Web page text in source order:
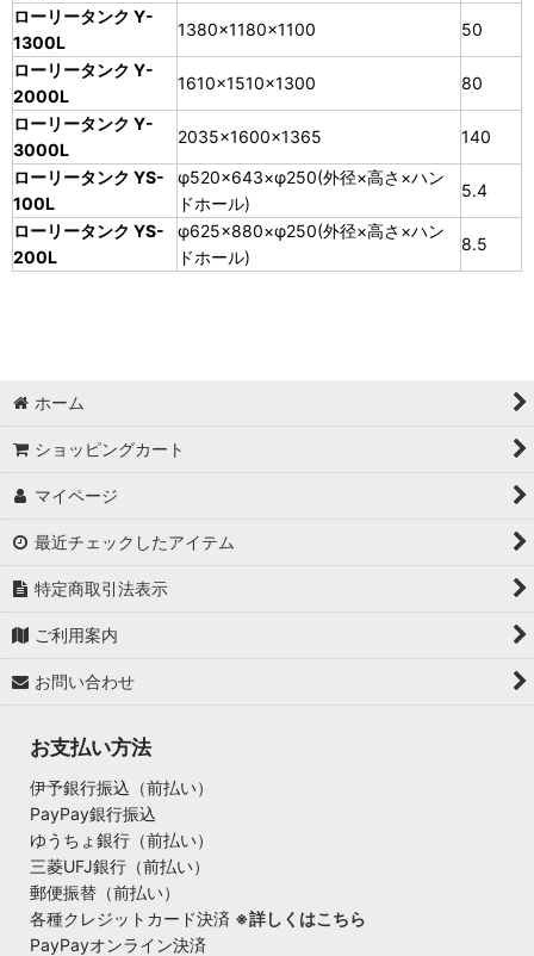
ローリータンク Y-
1300L
1380×1180×1100
50
ローリータンク Y-
2000L
1610×1510×1300
80
ローリータンク Y-
3000L
2035×1600×1365
140
ローリータンク YS-
100L
φ520×643×φ250(外径×高さ×ハン
ドホール)
5.4
ローリータンク YS-
200L
φ625×880×φ250(外径×高さ×ハン
ドホール)
8.5
ホーム
ショッピングカート
マイページ
最近チェックしたアイテム
特定商取引法表示
ご利用案内
お問い合わせ
お支払い方法
伊予銀行振込（前払い）
PayPay銀行振込
ゆうちょ銀行（前払い）
三菱UFJ銀行（前払い）
郵便振替（前払い）
各種クレジットカード決済 ※詳しくはこちら
PayPayオンライン決済